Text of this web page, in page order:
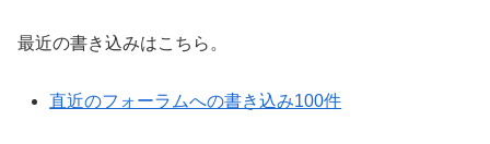
最近の書き込みはこちら。
直近のフォーラムへの書き込み100件